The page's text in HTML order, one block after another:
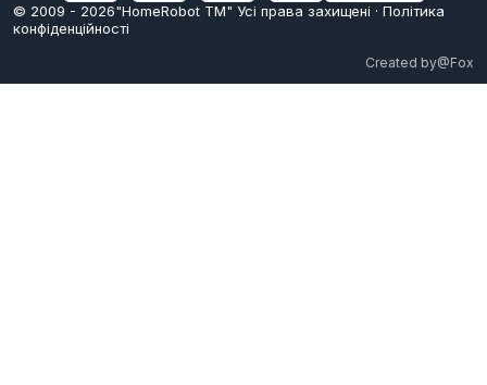
© 2009 - 2026"HomeRobot ТМ" Усi права захищені · Політика
конфіденційності
Created by@Fox